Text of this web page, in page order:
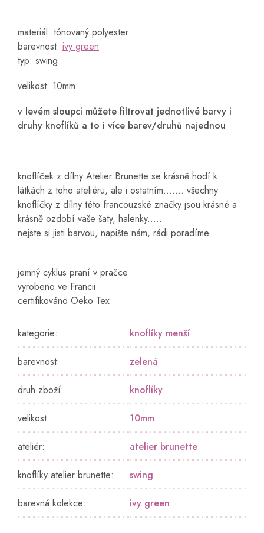
materiál: tónovaný polyester
barevnost: ivy green
typ: swing
velikost: 10mm
v levém sloupci můžete filtrovat jednotlivé barvy i
druhy knoflíků a to i více barev/druhů najednou
knoflíček z dílny Atelier Brunette se krásně hodí k
látkách z toho ateliéru, ale i ostatním....... všechny
knoflíčky z dílny této francouzské značky jsou krásné a
krásně ozdobí vaše šaty, halenky.....
nejste si jisti barvou, napište nám, rádi poradíme.....
jemný cyklus praní v pračce
vyrobeno ve Francii
certifikováno Oeko Tex
kategorie: knoflíky menší
barevnost: zelená
druh zboží: knoflíky
velikost: 10mm
ateliér: atelier brunette
knoflíky atelier brunette: swing
barevná kolekce: ivy green